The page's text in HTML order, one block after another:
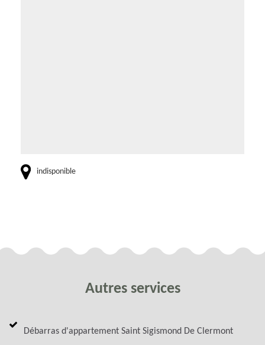
indisponible
Autres services
Débarras d'appartement Saint Sigismond De Clermont